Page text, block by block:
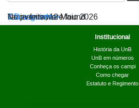
< Dia anterior
Terça-feira, 12 Maio 2026
Dia seguinte >
No events were found
Institucional
História da UnB
UnB em números
Conheça os campi
Como chegar
Estatuto e Regimento